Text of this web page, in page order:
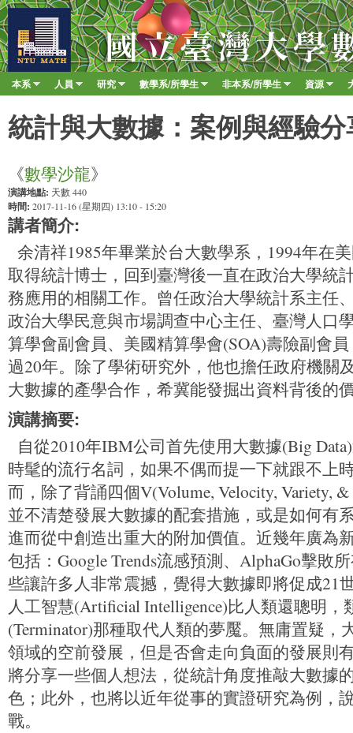
移至
臺
大
數
學
系
Main menu
本系 人員 研究 數學系/所學生 非本系/所學生 資源
統計與大數據：案例與經驗
《數學沙龍》
演講地點: 天數 440
時間: 2017-11-16 (星期四) 13:10 - 15:20
講者簡介:
余清祥1985年畢業於台大數學系，1994年在
取得統計博士，回到臺灣後一直在政治大學統
務應用的相關工作。曾任政治大學統計系主任
政治大學民意與市場調查中心主任、臺灣人口
算學會副會員、美國精算學會(SOA)壽險副會
過20年。除了學術研究外，他也擔任政府機關
大數據的產學合作，希冀能發掘出資料背後的
演講摘要:
自從2010年IBM公司首先使用大數據(Big
時髦的流行名詞，如果不偶而提一下就跟不上
而，除了背誦四個V(Volume, Velocity, Variety,
並不清楚發展大數據的配套措施，或是如何有
進而從中創造出重大的附加價值。近幾年廣為
包括：Google Trends流感預測、AlphaGo擊敗
些讓許多人非常震撼，覺得大數據即將促成21
人工智慧(Artificial Intelligence)比人類還聰明，
(Terminator)那種取代人類的夢魘。無庸置疑，
領域的空前發展，但是否會走向負面的發展則
將分享一些個人想法，從統計角度推敲大數據
色；此外，也將以近年從事的實證研究為例，
戰。